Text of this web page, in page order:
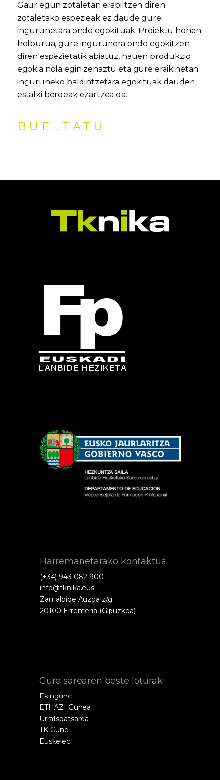
Gaur egun zotaletan erabiltzen diren
zotaletako espezieak ez daude gure
ingurunetara ondo egokituak. Proiektu honen
helburua, gure ingurunera ondo egokitzen
diren espezietatik abiatuz, hauen produkzio
egokia nola egin zehaztu eta gure eraikinetan
inguruneko baldintzetara egokituak dauden
estalki berdeak ezartzea da.
BUELTATU
Harremanetarako kontaktua
(+34) 943 082 900
info@tknika.eus
Zamalbide Auzoa z/g
20100 Errenteria (Gipuzkoa)
Gure sarearen beste loturak
Ekingune
ETHAZI Gunea
Urratsbatsarea
TK Gune
Euskelec